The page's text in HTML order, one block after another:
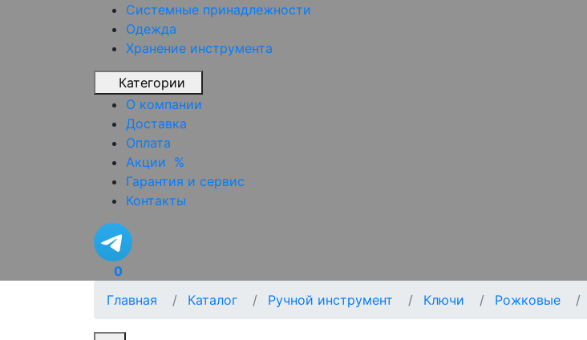
Системные принадлежности
Одежда
Хранение инструмента
Категории
О компании
Доставка
Оплата
Акции %
Гарантия и сервис
Контакты
0
Главная
Каталог Ручной инструмент Ключи Рожковые